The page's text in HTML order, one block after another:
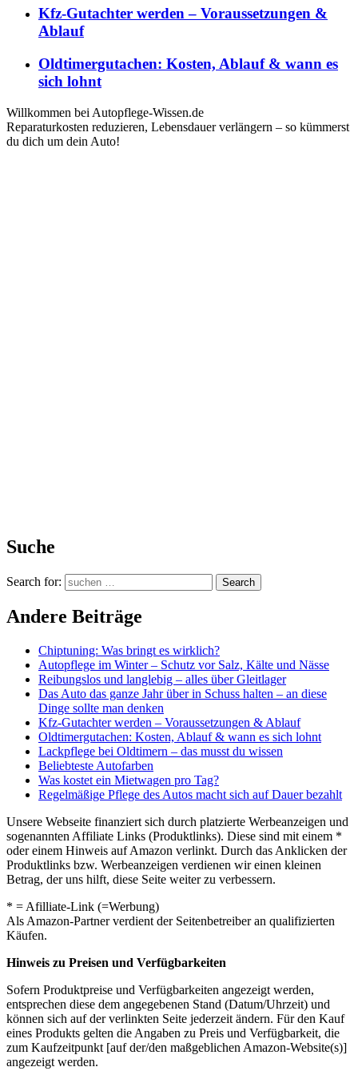
Kfz-Gutachter werden – Voraussetzungen &
Ablauf
Oldtimergutachen: Kosten, Ablauf & wann es
sich lohnt
Willkommen bei Autopflege-Wissen.de
Reparaturkosten reduzieren, Lebensdauer verlängern – so kümmerst
du dich um dein Auto!
Suche
Search for: Search
Andere Beiträge
Chiptuning: Was bringt es wirklich?
Autopflege im Winter – Schutz vor Salz, Kälte und Nässe
Reibungslos und langlebig – alles über Gleitlager
Das Auto das ganze Jahr über in Schuss halten – an diese
Dinge sollte man denken
Kfz-Gutachter werden – Voraussetzungen & Ablauf
Oldtimergutachen: Kosten, Ablauf & wann es sich lohnt
Lackpflege bei Oldtimern – das musst du wissen
Beliebteste Autofarben
Was kostet ein Mietwagen pro Tag?
Regelmäßige Pflege des Autos macht sich auf Dauer bezahlt
Unsere Webseite finanziert sich durch platzierte Werbeanzeigen und
sogenannten Affiliate Links (Produktlinks). Diese sind mit einem *
oder einem Hinweis auf Amazon verlinkt. Durch das Anklicken der
Produktlinks bzw. Werbeanzeigen verdienen wir einen kleinen
Betrag, der uns hilft, diese Seite weiter zu verbessern.
* = Afilliate-Link (=Werbung)
Als Amazon-Partner verdient der Seitenbetreiber an qualifizierten
Käufen.
Hinweis zu Preisen und Verfügbarkeiten
Sofern Produktpreise und Verfügbarkeiten angezeigt werden,
entsprechen diese dem angegebenen Stand (Datum/Uhrzeit) und
können sich auf der verlinkten Seite jederzeit ändern. Für den Kauf
eines Produkts gelten die Angaben zu Preis und Verfügbarkeit, die
zum Kaufzeitpunkt [auf der/den maßgeblichen Amazon-Website(s)]
angezeigt werden.